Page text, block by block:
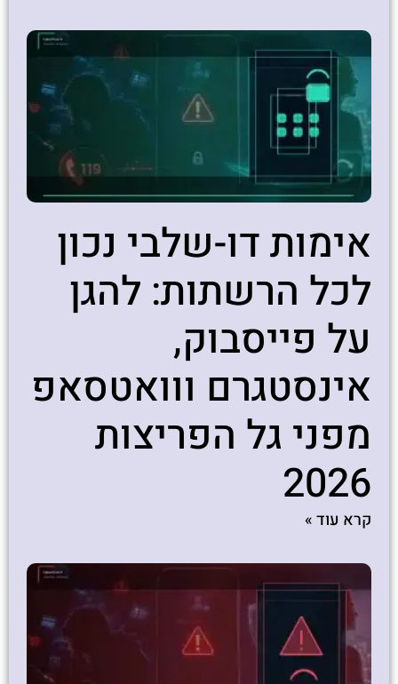
אימות דו-שלבי נכון
לכל הרשתות: להגן
על פייסבוק,
אינסטגרם ווואטסאפ
מפני גל הפריצות
2026
קרא עוד »